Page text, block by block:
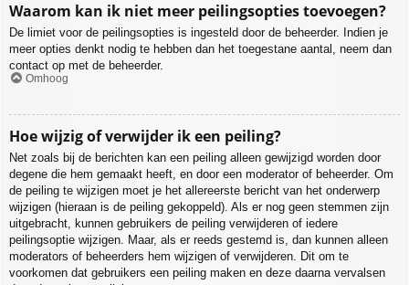
Waarom kan ik niet meer peilingsopties toevoegen?
De limiet voor de peilingsopties is ingesteld door de beheerder. Indien je
meer opties denkt nodig te hebben dan het toegestane aantal, neem dan
contact op met de beheerder.
Omhoog
Hoe wijzig of verwijder ik een peiling?
Net zoals bij de berichten kan een peiling alleen gewijzigd worden door
degene die hem gemaakt heeft, en door een moderator of beheerder. Om
de peiling te wijzigen moet je het allereerste bericht van het onderwerp
wijzigen (hieraan is de peiling gekoppeld). Als er nog geen stemmen zijn
uitgebracht, kunnen gebruikers de peiling verwijderen of iedere
peilingsoptie wijzigen. Maar, als er reeds gestemd is, dan kunnen alleen
moderators of beheerders hem wijzigen of verwijderen. Dit om te
voorkomen dat gebruikers een peiling maken en deze daarna vervalsen